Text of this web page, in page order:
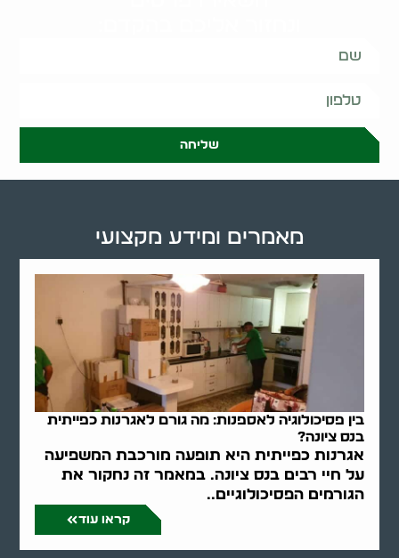
שליחה
בין פסיכולוגיה לאספנות: מה גורם לאגרנות כפייתית
בנס ציונה?
אגרנות כפייתית היא תופעה מורכבת המשפיעה
על חיי רבים בנס ציונה. במאמר זה נחקור את
הגורמים הפסיכולוגיים..
קראו עוד
מאמרים ומידע מקצועי